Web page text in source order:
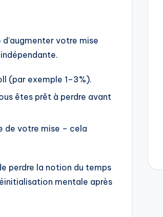
votre mise
(par exemple 1–3%).
êtes prêt à perdre avant
de votre mise – cela
perdre la notion du temps
mentale après